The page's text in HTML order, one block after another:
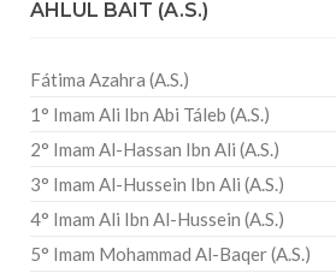
AHLUL BAIT (A.S.)
Fátima Azahra (A.S.)
1° Imam Ali Ibn Abi Táleb (A.S.)
2° Imam Al-Hassan Ibn Ali (A.S.)
3° Imam Al-Hussein Ibn Ali (A.S.)
4° Imam Ali Ibn Al-Hussein (A.S.)
5° Imam Mohammad Al-Baqer (A.S.)